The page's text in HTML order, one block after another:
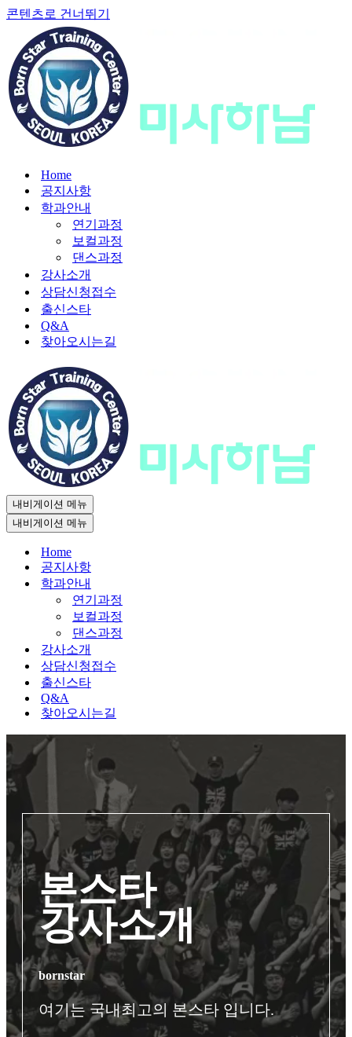
콘텐츠로 건너뛰기
Home
공지사항
학과안내
연기과정
보컬과정
댄스과정
강사소개
상담신청접수
출신스타
Q&A
찾아오시는길
내비게이션 메뉴
내비게이션 메뉴
Home
공지사항
학과안내
연기과정
보컬과정
댄스과정
강사소개
상담신청접수
출신스타
Q&A
찾아오시는길
본스타
강사소개
bornstar
여기는 국내최고의 본스타 입니다.